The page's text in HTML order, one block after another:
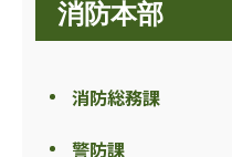
消防本部
消防総務課
警防課